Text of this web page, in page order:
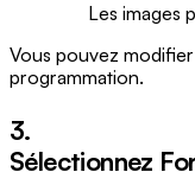
Les images
Vous pouvez
programmation.
3.
Sélectionnez